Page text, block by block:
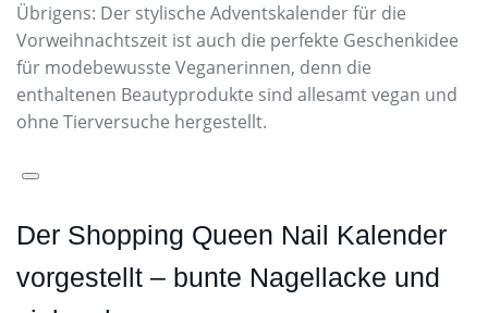
Übrigens: Der stylische Adventskalender für die
Vorweihnachtszeit ist auch die perfekte Geschenkidee
für modebewusste Veganerinnen, denn die
enthaltenen Beautyprodukte sind allesamt vegan und
ohne Tierversuche hergestellt.
Der Shopping Queen Nail Kalender
vorgestellt – bunte Nagellacke und